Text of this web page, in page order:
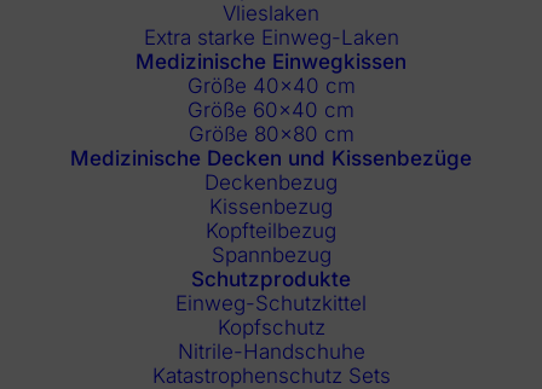
Vlieslaken
Extra starke Einweg-Laken
Medizinische Einwegkissen
Größe 40×40 cm
Größe 60×40 cm
Größe 80×80 cm
Medizinische Decken und Kissenbezüge
Deckenbezug
Kissenbezug
Kopfteilbezug
Spannbezug
Schutzprodukte
Einweg-Schutzkittel
Kopfschutz
Nitrile-Handschuhe
Katastrophenschutz Sets